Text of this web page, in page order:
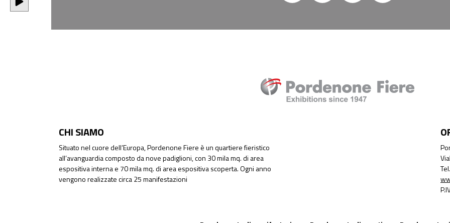
CHI SIAMO
Situato nel cuore dell’Europa, Pordenone Fiere è un quartiere fieristico
all’avanguardia composto da nove padiglioni, con 30 mila mq. di area
espositiva interna e 70 mila mq. di area espositiva scoperta. Ogni anno
vengono realizzate circa 25 manifestazioni